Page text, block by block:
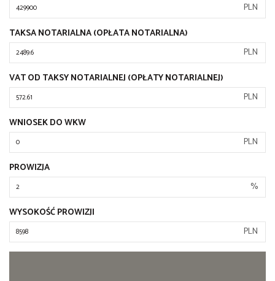
PLN
TAKSA NOTARIALNA (OPŁATA NOTARIALNA)
PLN
VAT OD TAKSY NOTARIALNEJ (OPŁATY NOTARIALNEJ)
PLN
WNIOSEK DO WKW
PLN
PROWIZJA
%
WYSOKOŚĆ PROWIZJI
PLN